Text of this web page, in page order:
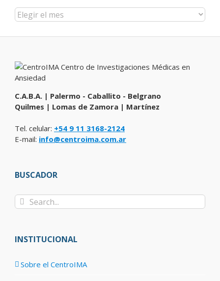
Archivos
C.A.B.A. | Palermo - Caballito - Belgrano
Quilmes | Lomas de Zamora | Martínez
Tel. celular: +54 9 11 3168-2124
E-mail: info@centroima.com.ar
BUSCADOR
Search
for:
INSTITUCIONAL
Sobre el CentroIMA